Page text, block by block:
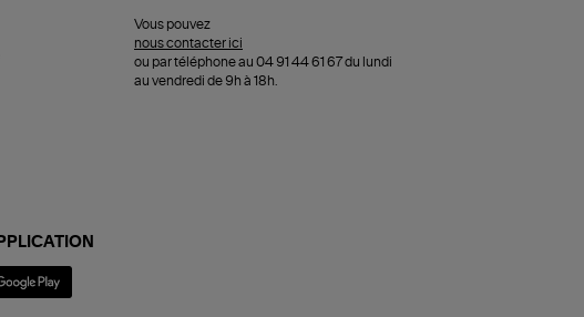
Vous pouvez
nous contacter ici
ou par téléphone au 04 91 44 61 67 du lundi
au vendredi de 9h à 18h.